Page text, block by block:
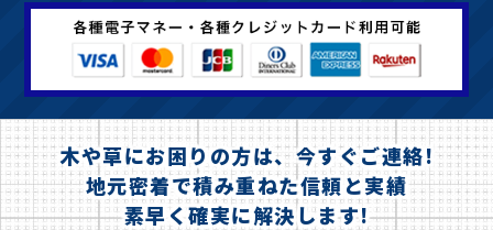
木や草にお困りの方は、今すぐご連絡!
地元密着で積み重ねた信頼と実績
素早く確実に解決します!